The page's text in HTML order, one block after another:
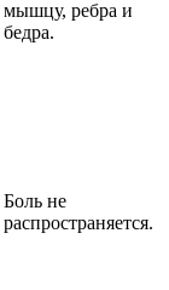
мышцу, ребра и
бедра.
Боль не
распространяется.